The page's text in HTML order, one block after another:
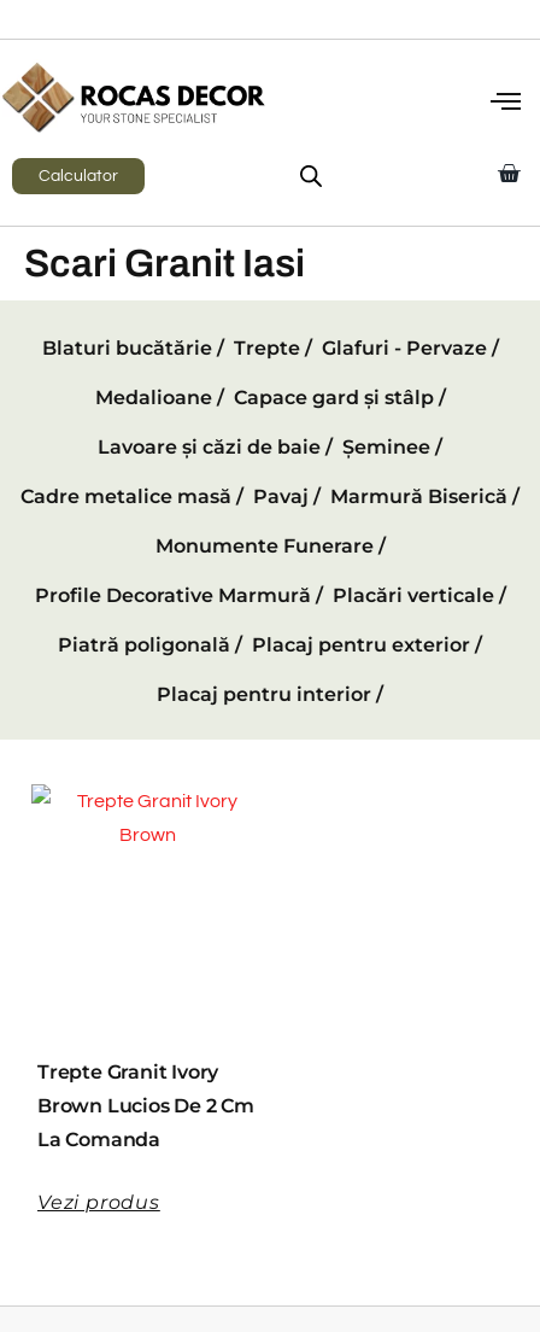
Calculator
Scari Granit Iasi
Blaturi bucătărie / Trepte / Glafuri - Pervaze /
Medalioane / Capace gard și stâlp /
Lavoare și căzi de baie / Șeminee /
Cadre metalice masă / Pavaj / Marmură Biserică /
Monumente Funerare /
Profile Decorative Marmură / Placări verticale /
Piatră poligonală / Placaj pentru exterior /
Placaj pentru interior /
Trepte Granit Ivory
Brown Lucios De 2 Cm
La Comanda
Vezi produs